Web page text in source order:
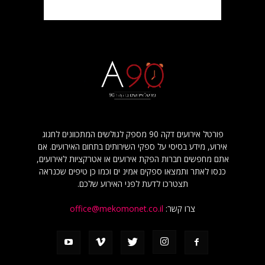
פורטל אירועים דקה 90 מספק לגולשים המתכוונים לחגוג
אירוע, מידע בסיסי על ספקי השירותים בתחום האירועים. אם
אתם מחפשים חברות הפקת אירועים או אטרקציות לאירועים,
כנסו לאתר ותמצאו ספקים אמינ ים וכמו כן טיפים שכנראה
תצטרכו לדעת לפני האירוע שלכם.
צרו קשר: office@mekomonet.co.il